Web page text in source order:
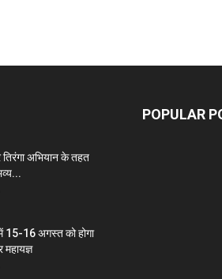
अभियान के तहत
में 15-16 अगस्त को होगा
POPULAR